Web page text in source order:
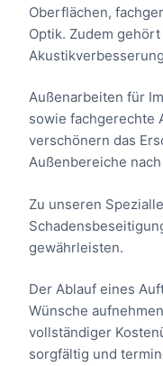
Oberflächen,
Optik. Zudem
Außenarbeiten für
sowie fachgerechte
verschönern das
Außenbereiche
Zu unseren
gewährleisten.
Der Ablauf eines
Wünsche
vollständiger
sorgfältig und